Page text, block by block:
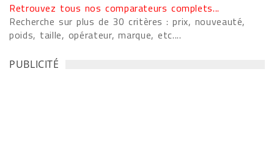
Retrouvez tous nos comparateurs complets...
Recherche sur plus de 30 critères : prix, nouveauté,
poids, taille, opérateur, marque, etc....
PUBLICITÉ